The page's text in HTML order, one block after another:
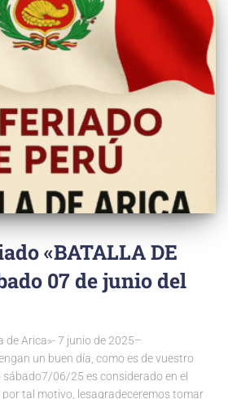
«BATALLA DE
07 de junio del
de Arica»- 7 junio de 2025–
un buen día, como es de vuestro
06/25 es considerado en el
tal motivo, lesagradeceremos tomar